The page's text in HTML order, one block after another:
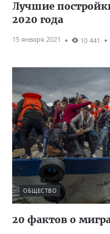
Лучшие
2020 года
15 января 2021 10 441
ОБЩЕСТВО
20 фактов о